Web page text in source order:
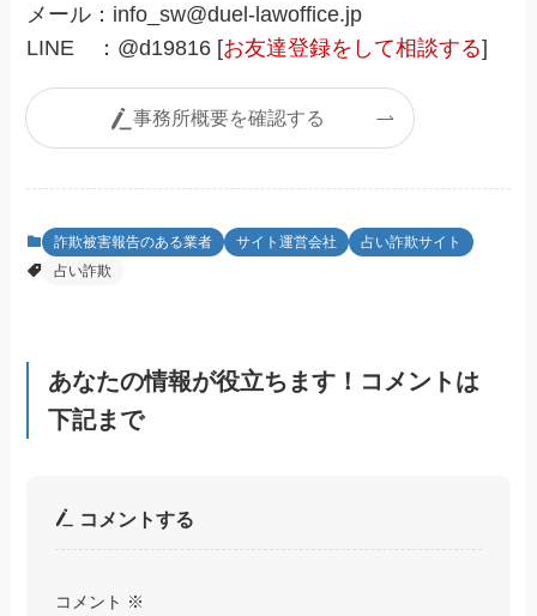
メール：info_sw@duel-lawoffice.jp
LINE ：@d19816 [お友達登録をして相談する]
事務所概要を確認する
詐欺被害報告のある業者 サイト運営会社
占い詐欺サイト
占い詐欺
あなたの情報が役立ちます！コメントは
下記まで
コメントする
コメント ※